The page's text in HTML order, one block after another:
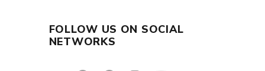
FOLLOW US ON SOCIAL
NETWORKS